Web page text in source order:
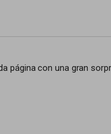
página con una gran